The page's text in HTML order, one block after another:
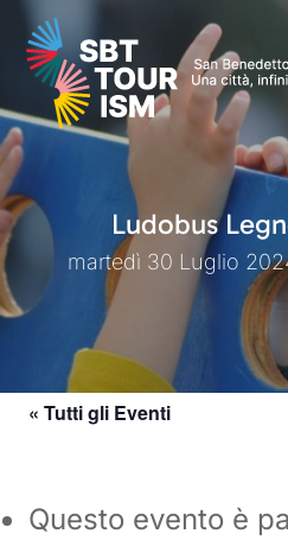
Skip
main
content
Ludobus
martedì 30 Luglio
« Tutti gli Eventi
Questo evento è